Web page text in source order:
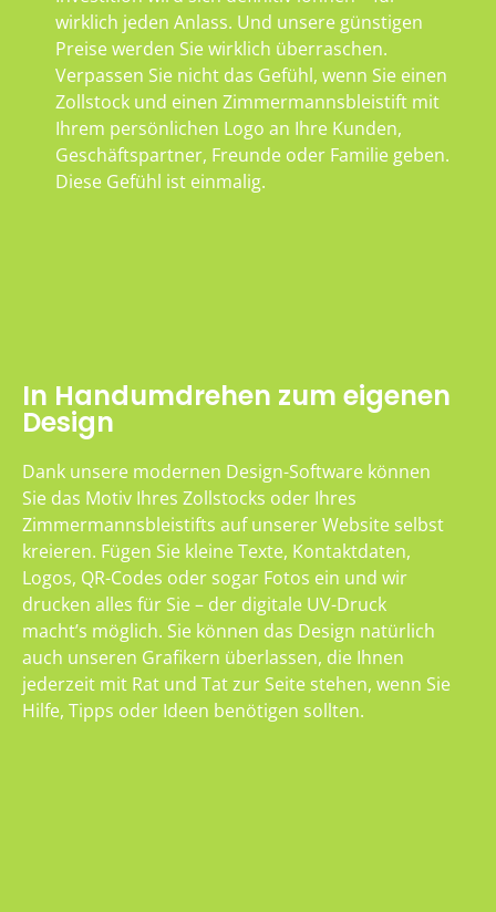
wirklich jeden Anlass. Und unsere günstigen
Preise werden Sie wirklich überraschen.
Verpassen Sie nicht das Gefühl, wenn Sie einen
Zollstock und einen Zimmermannsbleistift mit
Ihrem persönlichen Logo an Ihre Kunden,
Geschäftspartner, Freunde oder Familie geben.
Diese Gefühl ist einmalig.
In Handumdrehen zum eigenen
Design
Dank unsere modernen Design-Software können
Sie das Motiv Ihres Zollstocks oder Ihres
Zimmermannsbleistifts auf unserer Website selbst
kreieren. Fügen Sie kleine Texte, Kontaktdaten,
Logos, QR-Codes oder sogar Fotos ein und wir
drucken alles für Sie – der digitale UV-Druck
macht’s möglich. Sie können das Design natürlich
auch unseren Grafikern überlassen, die Ihnen
jederzeit mit Rat und Tat zur Seite stehen, wenn Sie
Hilfe, Tipps oder Ideen benötigen sollten.